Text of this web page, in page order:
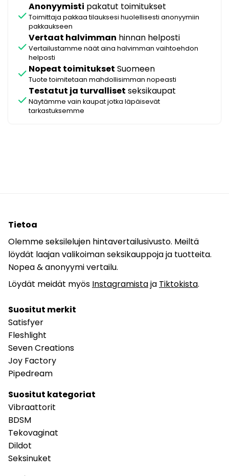
check
Anonyymisti pakatut toimitukset
Toimittaja pakkaa tilauksesi huolellisesti anonyymiin
pakkaukseen
check
Vertaat halvimman hinnan helposti
Vertailustamme näät aina halvimman vaihtoehdon
helposti
check Nopeat toimitukset Suomeen
Tuote toimitetaan mahdollisimman nopeasti
check
Testatut ja turvalliset seksikaupat
Näytämme vain kaupat jotka läpäisevät
tarkastuksemme
Tietoa
Olemme seksilelujen hintavertailusivusto. Meiltä
löydät laajan valikoiman seksikauppoja ja tuotteita.
Nopea & anonyymi vertailu.
Löydät meidät myös Instagramistaja Tiktokista.
Suositut merkit
Satisfyer
Fleshlight
Seven Creations
Joy Factory
Pipedream
Suositut kategoriat
Vibraattorit
BDSM
Tekovaginat
Dildot
Seksinuket